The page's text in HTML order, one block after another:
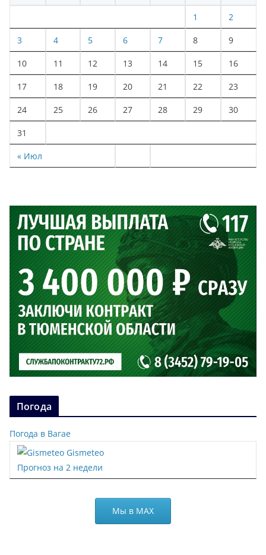
« Июл
1 2
3 4 5 6 7 8 9
10 11 12 13 14 15 16
17 18 19 20 21 22 23
24 25 26 27 28 29 30
31
Погода
Погода в Вагае
Gismeteo
Прогноз на 2 недели
Мы в МАХ